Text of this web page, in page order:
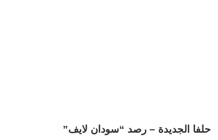
حلفا الجديدة – رصد “سودان لايف”